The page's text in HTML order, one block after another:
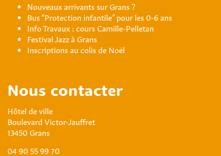
Nouveaux arrivants sur Grans ?
Bus “Protection infantile” pour les 0-6 ans
Info Travaux : cours Camille-Pelletan
Festival Jazz à Grans
Inscriptions au colis de Noël
Nous contacter
Hôtel de ville
Boulevard Victor-Jauffret
13450 Grans
04 90 55 99 70